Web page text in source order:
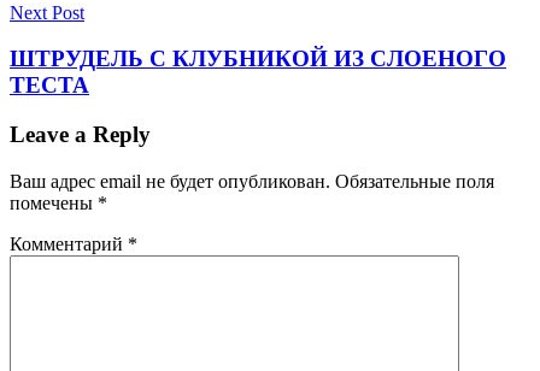
Next Post
ШТРУДЕЛЬ С КЛУБНИКОЙ ИЗ СЛОЕНОГО
ТЕСТА
Leave a Reply
Ваш адрес email не будет опубликован. Обязательные поля
помечены *
Комментарий *